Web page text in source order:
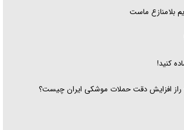
بلامنازع ماست
کنید!
راز افزایش دقت حملات موشکی ایران چیست؟